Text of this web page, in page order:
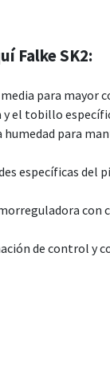
Falke SK2:
para mayor
el tobillo
para
específicas del
con
de control y